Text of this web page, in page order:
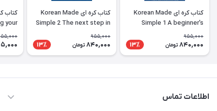
کتاب کره ای Korean Made
Simple 1 A beginner's
guide to learning the
Korean language
955,000
840,000 تومان 13٪
کتاب کره ای Korean Made
Simple 2 The next step in
learning the Korean
language
955,000
840,000 تومان 13٪
your
the
اطلاعات تماس